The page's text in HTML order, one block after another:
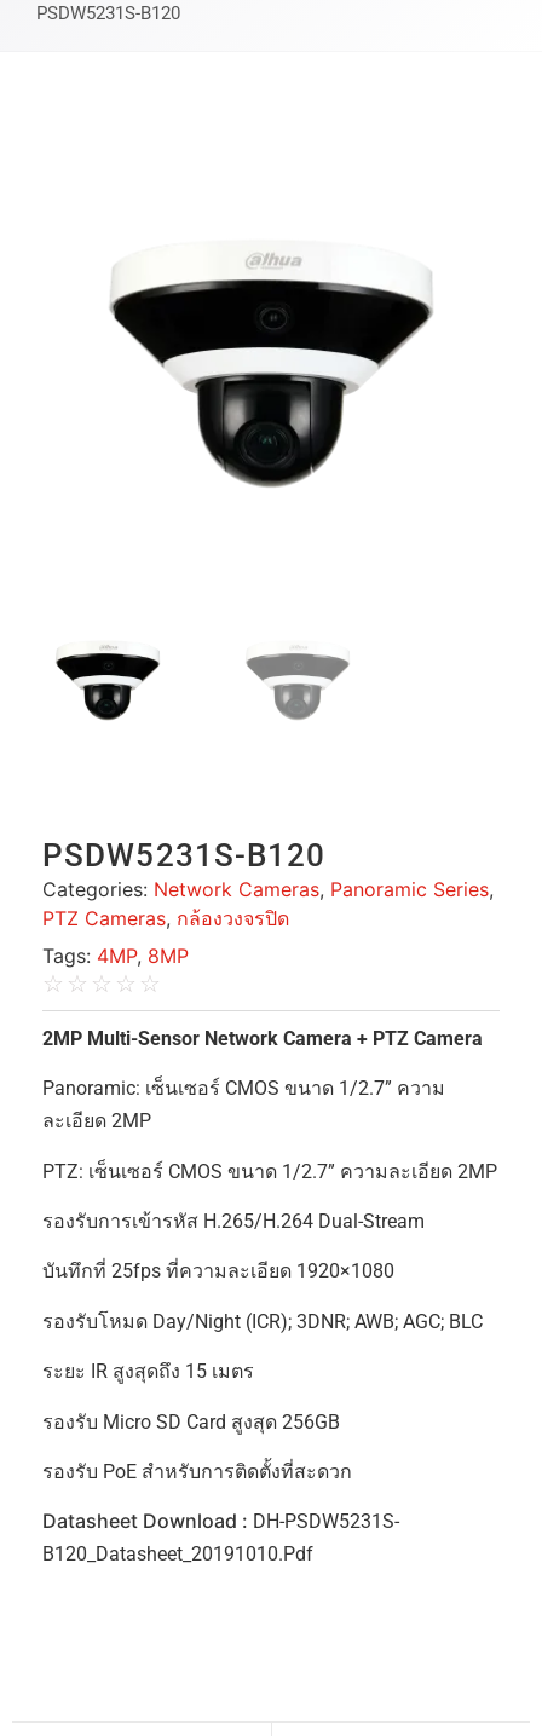
PSDW5231S-B120
PSDW5231S-B120
Categories: Network Cameras, Panoramic Series,
PTZ Cameras, กล้องวงจรปิด
Tags: 4MP, 8MP
☆ ☆ ☆ ☆ ☆
2MP Multi-Sensor Network Camera + PTZ Camera
Panoramic: เซ็นเซอร์ CMOS ขนาด 1/2.7” ความ
ละเอียด 2MP
PTZ: เซ็นเซอร์ CMOS ขนาด 1/2.7” ความละเอียด 2MP
รองรับการเข้ารหัส H.265/H.264 Dual-Stream
บันทึกที่ 25fps ที่ความละเอียด 1920×1080
รองรับโหมด Day/Night (ICR); 3DNR; AWB; AGC; BLC
ระยะ IR สูงสุดถึง 15 เมตร
รองรับ Micro SD Card สูงสุด 256GB
รองรับ PoE สำหรับการติดตั้งที่สะดวก
Datasheet Download : DH-PSDW5231S-
B120_Datasheet_20191010.pdf